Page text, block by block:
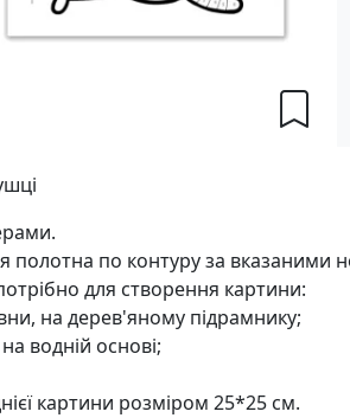
полотна по контуру за вказаними
для створення картини:
на дерев'яному підрамнику;
водній основі;
картини розміром 25*25 см.